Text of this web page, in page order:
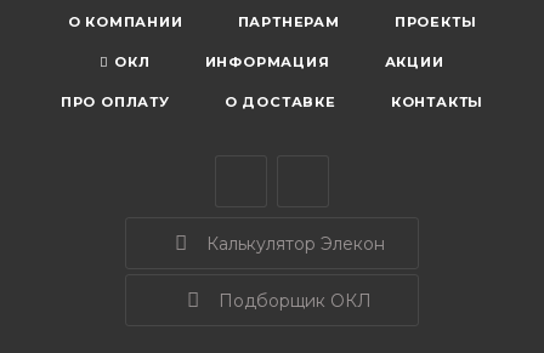
О КОМПАНИИ ПАРТНЕРАМ ПРОЕКТЫ
ОКЛ ИНФОРМАЦИЯ АКЦИИ
ПРО ОПЛАТУ О ДОСТАВКЕ КОНТАКТЫ
Калькулятор Элекон
Подборщик ОКЛ